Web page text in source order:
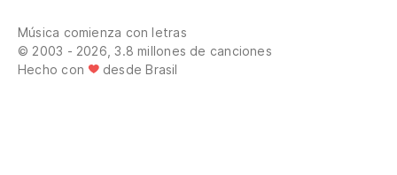
Música comienza con letras
© 2003 - 2026, 3.8 millones de canciones
Hecho con
desde Brasil